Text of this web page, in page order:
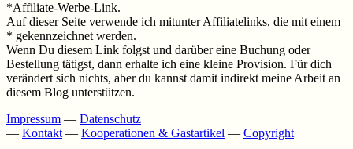
*Affiliate-Werbe-Link.
Auf dieser Seite verwende ich mitunter Affiliatelinks, die mit einem
* gekennzeichnet werden.
Wenn Du diesem Link folgst und darüber eine Buchung oder
Bestellung tätigst, dann erhalte ich eine kleine Provision. Für dich
verändert sich nichts, aber du kannst damit indirekt meine Arbeit an
diesem Blog unterstützen.
Impressum — Datenschutz
— Kontakt— Kooperationen & Gastartikel — Copyright